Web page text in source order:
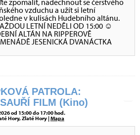
zpomalit, nadechnout se čerstvého
vzduchu a užít si letní
v kulisách Hudebního altánu.
LETNÍ NEDĚLI OD 15:00 ☺
ALTÁN NA RIPPEROVĚ
JESENICKÁ DVANÁCTKA
PATROLA:
FILM (Kino)
od 15:00 do 17:00 hod.
Hory, Zlaté Hory |Mapa